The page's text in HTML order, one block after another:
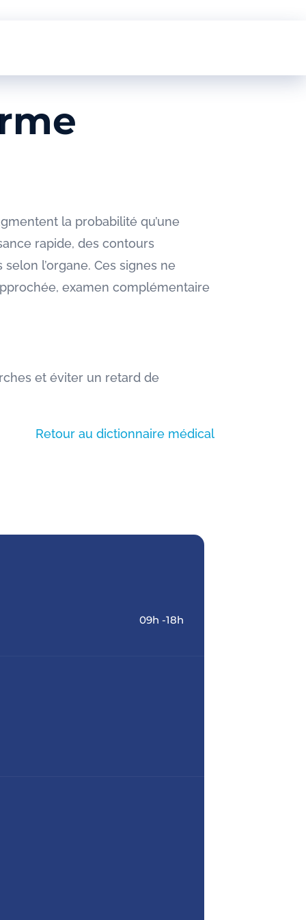
la probabilité qu’une
rapide, des contours
l’organe. Ces signes ne
examen complémentaire
et éviter un retard de
Retour au dictionnaire médical
09h -18h